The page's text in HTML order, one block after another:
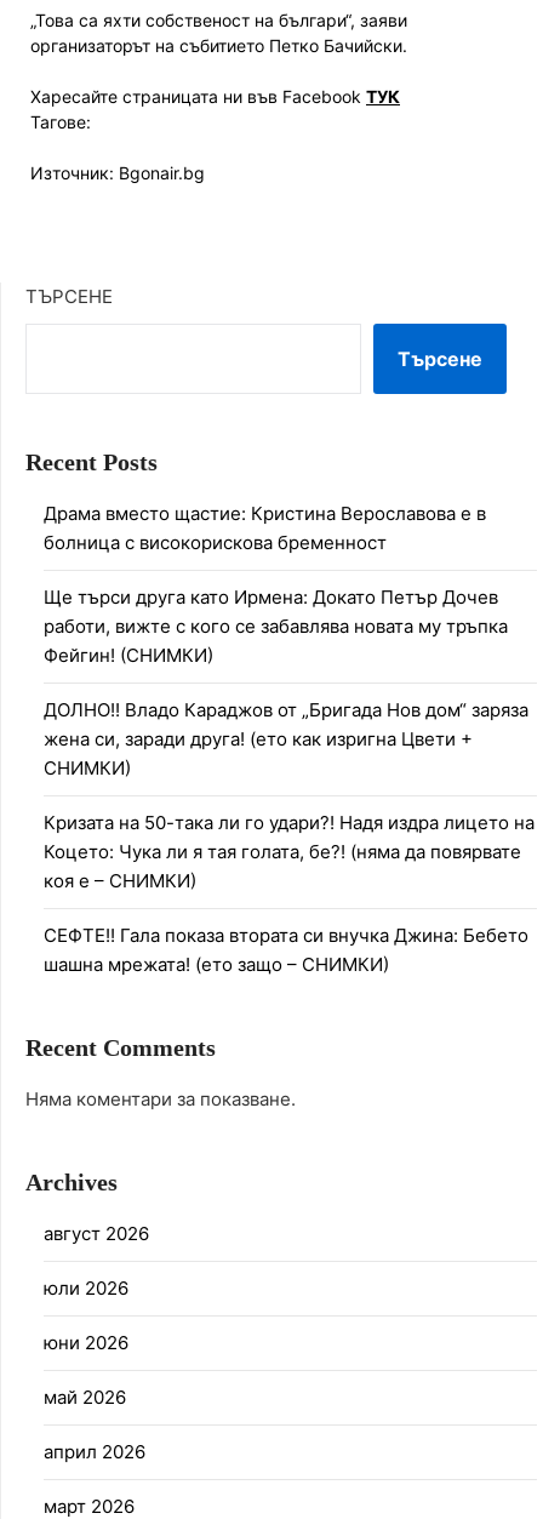
„Това са яхти собственост на българи“, заяви
организаторът на събитието Петко Бачийски.
Харесайте страницата ни във Facebook ТУК
Тагове:
Източник: Bgonair.bg
ТЪРСЕНЕ
Търсене
Recent Posts
Драма вместо щастие: Кристина Верославова е в
болница с високорискова бременност
Ще търси друга като Ирмена: Докато Петър Дочев
работи, вижте с кого се забавлява новата му тръпка
Фейгин! (СНИМКИ)
ДОЛНО!! Владо Караджов от „Бригада Нов дом“ заряза
жена си, заради друга! (ето как изригна Цвети +
СНИМКИ)
Кризата на 50-така ли го удари?! Надя издра лицето на
Коцето: Чука ли я тая голата, бе?! (няма да повярвате
коя е – СНИМКИ)
СЕФТЕ!! Гала показа втората си внучка Джина: Бебето
шашна мрежата! (ето защо – СНИМКИ)
Recent Comments
Няма коментари за показване.
Archives
август 2026
юли 2026
юни 2026
май 2026
април 2026
март 2026